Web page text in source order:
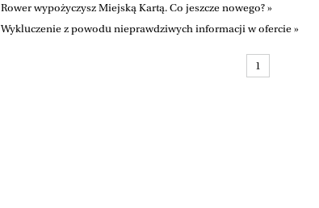
Rower wypożyczysz Miejską Kartą. Co jeszcze nowego? »
Wykluczenie z powodu nieprawdziwych informacji w ofercie »
1